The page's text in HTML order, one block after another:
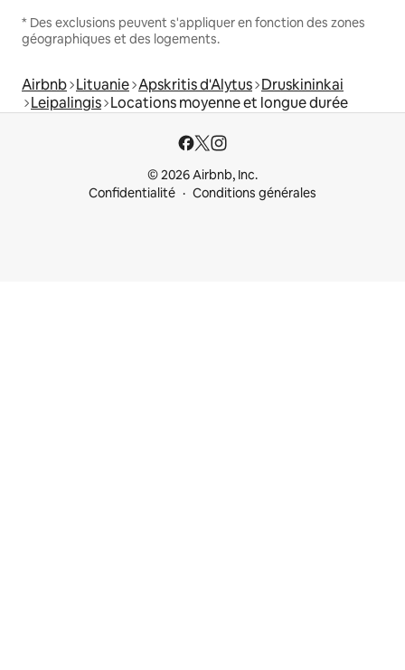
* Des exclusions peuvent s'appliquer en fonction des zones
géographiques et des logements.
Airbnb Lituanie Apskritis d'Alytus Druskininkai
Leipalingis Locations moyenne et longue durée
© 2026 Airbnb, Inc.
Confidentialité
Conditions générales